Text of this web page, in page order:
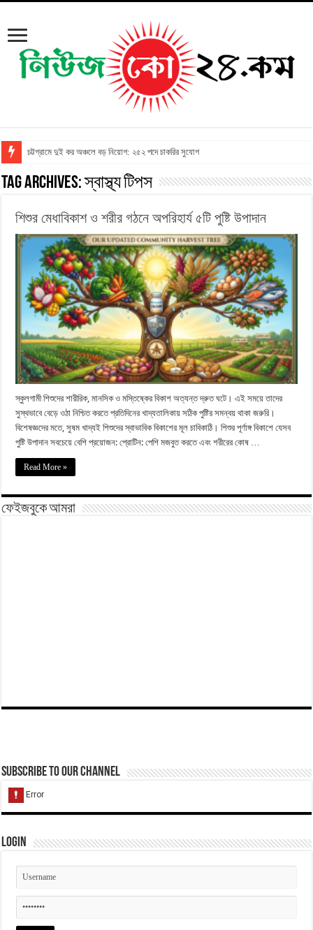
চট্টগ্রামে দুই কর অঞ্চলে বড় নিয়োগ: ২৫২ পদে চাকরির সুযোগ
Tag Archives:স্বাস্থ্য টিপস
শিশুর মেধাবিকাশ ও শরীর গঠনে অপরিহার্য ৫টি পুষ্টি উপাদান
স্কুলগামী শিশুদের শারীরিক, মানসিক ও মস্তিষ্কের বিকাশ অত্যন্ত দ্রুত ঘটে। এই সময়ে তাদের
সুস্থভাবে বেড়ে ওঠা নিশ্চিত করতে প্রতিদিনের খাদ্যতালিকায় সঠিক পুষ্টির সমন্বয় থাকা জরুরি।
বিশেষজ্ঞদের মতে, সুষম খাদ্যই শিশুদের স্বাভাবিক বিকাশের মূল চাবিকাঠি। শিশুর পূর্ণাঙ্গ বিকাশে যেসব
পুষ্টি উপাদান সবচেয়ে বেশি প্রয়োজন: প্রোটিন: পেশি মজবুত করতে এবং শরীরের কোষ …
Read More »
ফেইজবুকে আমরা
Subscribe to our Channel
Login